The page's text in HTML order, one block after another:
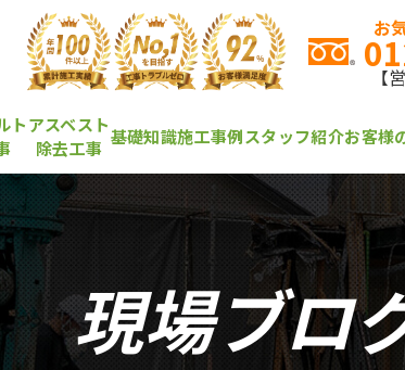
お
【
トアスベスト
除去工事 基礎知識施工事例スタッフ紹介お客様
現場ブロ